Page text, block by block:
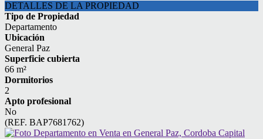
DETALLES DE LA PROPIEDAD
Tipo de Propiedad
Departamento
Ubicación
General Paz
Superficie cubierta
66 m²
Dormitorios
2
Apto profesional
No
(REF. BAP7681762)